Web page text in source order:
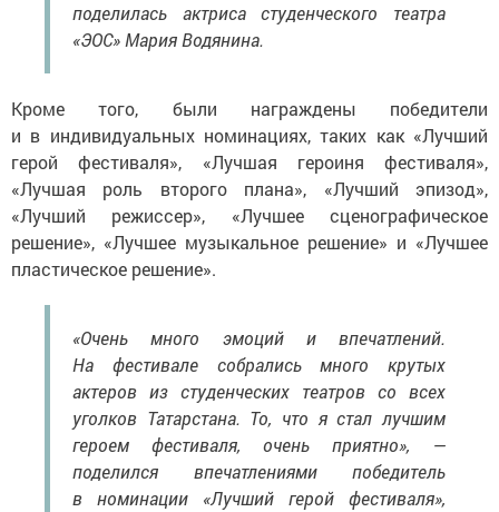
поделилась актриса студенческого театра
«ЭОС» Мария Водянина.
Кроме того, были награждены победители
и в индивидуальных номинациях, таких как «Лучший
герой фестиваля», «Лучшая героиня фестиваля»,
«Лучшая роль второго плана», «Лучший эпизод»,
«Лучший режиссер», «Лучшее сценографическое
решение», «Лучшее музыкальное решение» и «Лучшее
пластическое решение».
«Очень много эмоций и впечатлений.
На фестивале собрались много крутых
актеров из студенческих театров со всех
уголков Татарстана. То, что я стал лучшим
героем фестиваля, очень приятно», —
поделился впечатлениями победитель
в номинации «Лучший герой фестиваля»,